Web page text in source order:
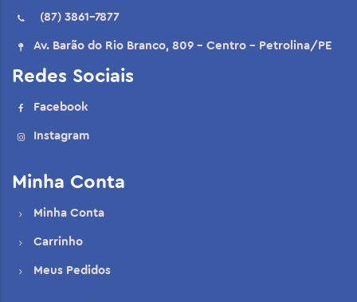
(87) 3861-7877
Av. Barão do Rio Branco, 809 - Centro - Petrolina/PE
Redes Sociais
Facebook
Instagram
Minha Conta
Minha Conta
Carrinho
Meus Pedidos